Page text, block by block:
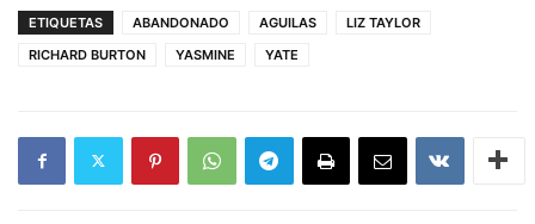
ETIQUETAS ABANDONADO AGUILAS
LIZ TAYLOR
RICHARD BURTON
YASMINE YATE